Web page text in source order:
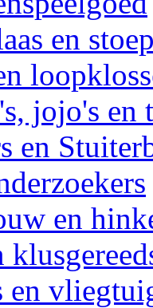
en
jojo's en
en
en
en